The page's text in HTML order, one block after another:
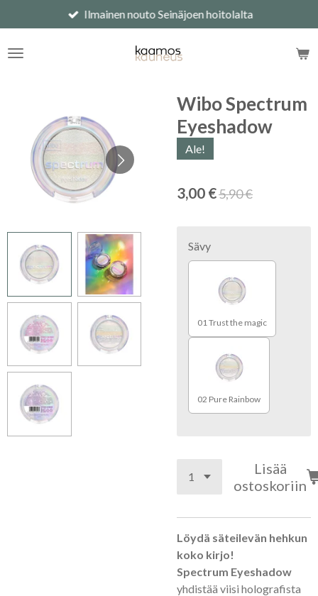
pääsisältöön
Ilmainen nouto Seinäjoen hoitolalta
Wibo Spectrum
Eyeshadow
Ale!
3,00 €5,90 €
Sävy
01 Trust the magic
02 Pure Rainbow
Lisää
ostoskoriin
Löydä säteilevän hehkun
koko kirjo!
Spectrum Eyeshadow
yhdistää viisi holografista